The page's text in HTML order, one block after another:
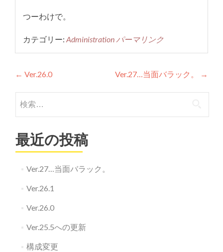
つーわけで。
カテゴリー: Administration パーマリンク
投稿ナビゲーション
← Ver.26.0 Ver.27…当面バラック。 →
検索:
最近の投稿
Ver.27…当面バラック。
Ver.26.1
Ver.26.0
Ver.25.5への更新
構成変更